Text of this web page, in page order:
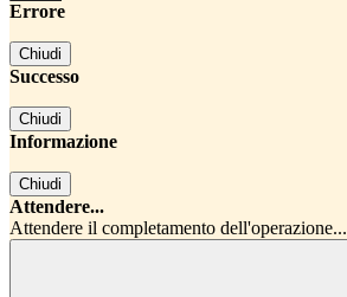
Errore
Chiudi
Successo
Chiudi
Informazione
Chiudi
Attendere...
Attendere il completamento dell'operazione...